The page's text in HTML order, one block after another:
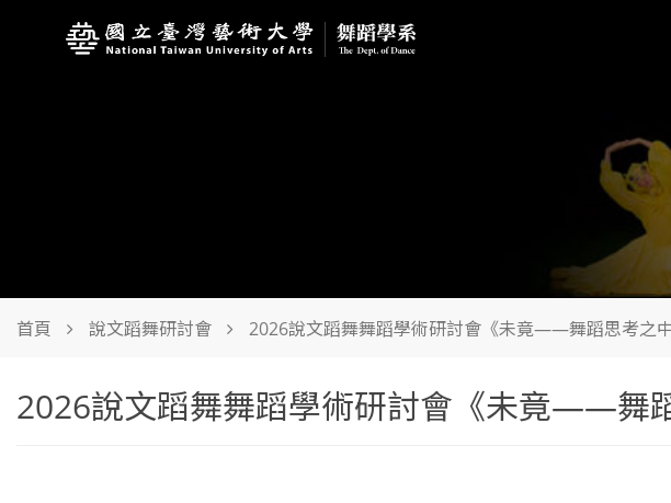
首頁 說文蹈舞研討會 2026說文蹈舞舞蹈學術研討會《未竟——舞蹈思考之
2026說文蹈舞舞蹈學術研討會《未竟——舞